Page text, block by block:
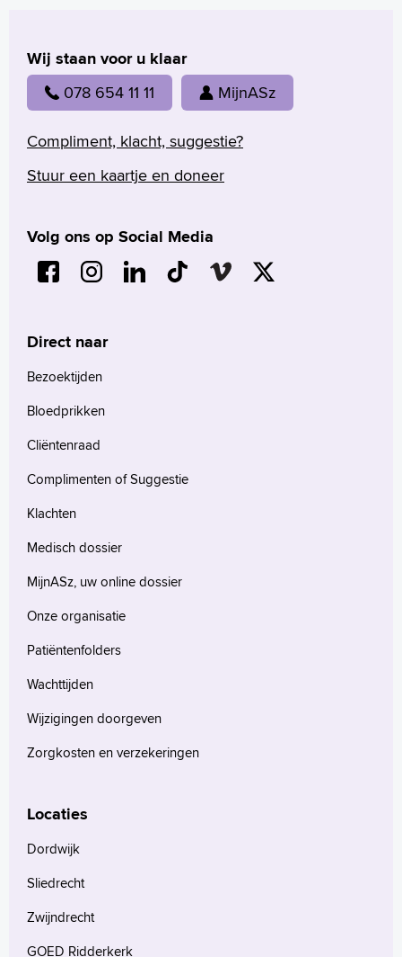
Wij staan voor u klaar
078 654 11 11 MijnASz
Compliment, klacht, suggestie?
Stuur een kaartje en doneer
Volg ons op Social Media
Direct naar
Bezoektijden
Bloedprikken
Cliëntenraad
Complimenten of Suggestie
Klachten
Medisch dossier
MijnASz, uw online dossier
Onze organisatie
Patiëntenfolders
Wachttijden
Wijzigingen doorgeven
Zorgkosten en verzekeringen
Locaties
Dordwijk
Sliedrecht
Zwijndrecht
GOED Ridderkerk